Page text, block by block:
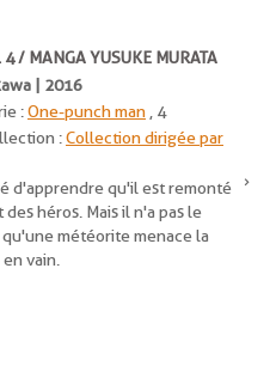
/ MANGA YUSUKE MURATA
| 2016
:One-punch man , 4
:Collection dirigée par
d'apprendre qu'il est remonté
héros. Mais il n'a pas le
météorite menace la
vain.